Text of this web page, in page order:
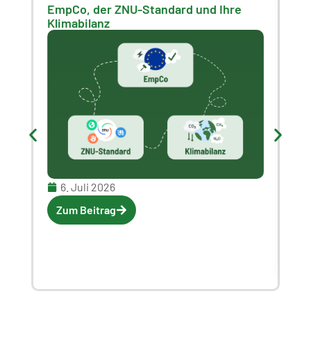
EmpCo, der ZNU-Standard und Ihre
Klimabilanz
6. Juli 2026
Zum Beitrag